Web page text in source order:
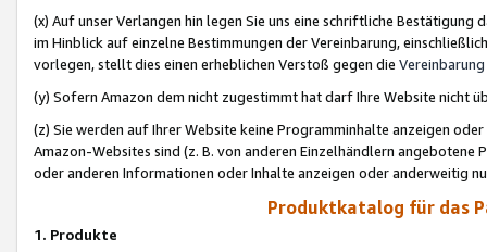
(x) Auf unser Verlangen hin legen Sie uns eine schriftliche
im Hinblick auf einzelne Bestimmungen der Vereinbarung,
vorlegen, stellt dies einen erheblichen Verstoß gegen die Vereinbarung
(y) Sofern Amazon dem nicht zugestimmt hat darf Ihre Website nicht
(z) Sie werden auf Ihrer Website keine Programminhalte anzeigen
Amazon-Websites sind (z. B. von anderen Einzelhändlern
oder anderen Informationen oder Inhalte anzeigen oder anderweitig
Produktkatalog für das
1. Produkte